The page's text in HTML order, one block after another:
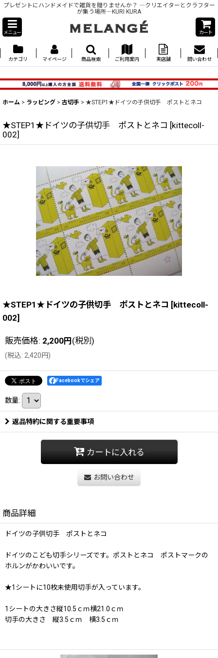
プレゼントにハンドメイドで雑貨を贈りませんか？ ―クリエイターとクラフター
が集う場所―KURI KURA
メニュー カート
カテゴリ マイページ 商品検索 ご利用案内 実店舗 問い合わせ
ホーム > ラッピング > 古切手 > ★STEP1★ドイツの子供切手 ポストとネコ
★STEP1★ドイツの子供切手 ポストとネコ [kittecoll-
002]
★STEP1★ドイツの子供切手 ポストとネコ [kittecoll-
002]
販売価格: 2,200円(税別)
(税込: 2,420円)
Facebookでシェア
数量:
返品特約に関する重要事項
カートに入れる
お問い合わせ
商品詳細
ドイツの子供切手 ポストとネコ
ドイツのこども切手シリーズです。ポストとネコ ポストマークの
ホルンがかわいいです。
★1シートに10枚未使用切手が入っています。
1シートの大きさ縦10.5ｃｍ横21.0ｃｍ
切手の大きさ 縦3.5ｃｍ 横3.5ｃｍ